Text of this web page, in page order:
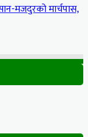
मजदुरको मार्चपास,